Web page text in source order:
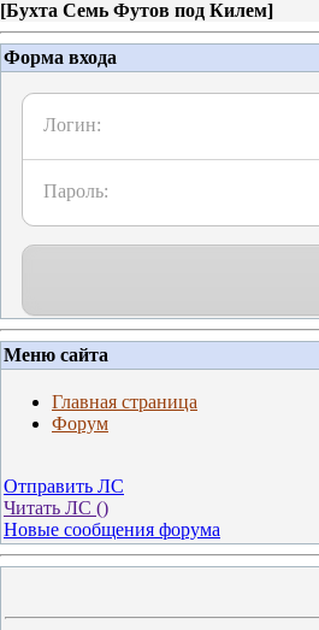
[Бухта Семь Футов под Килем]
Форма входа
Логин:
Пароль:
Меню сайта
Главная страница
Форум
Отправить ЛС
Читать ЛС ()
Новые сообщения форума